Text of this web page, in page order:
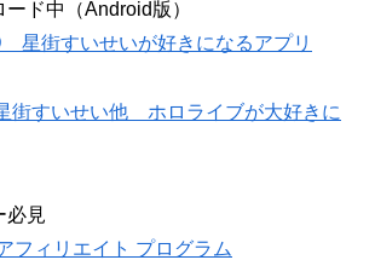
ド中（Android版）
星街すいせいが好きになるアプリ
街すいせい他 ホロライブが大好きに
必見
フィリエイト プログラム